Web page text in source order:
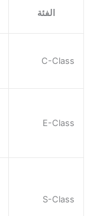
الفئة
C-Class
E-Class
S-Class